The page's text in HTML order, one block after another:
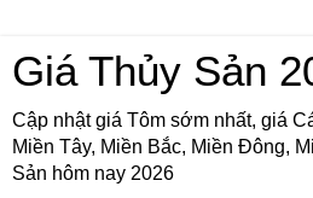
Giá Thủy Sản
Cập nhật giá Tôm sớm nhất, giá
Miền Tây, Miền Bắc, Miền Đông,
Sản hôm nay 2026